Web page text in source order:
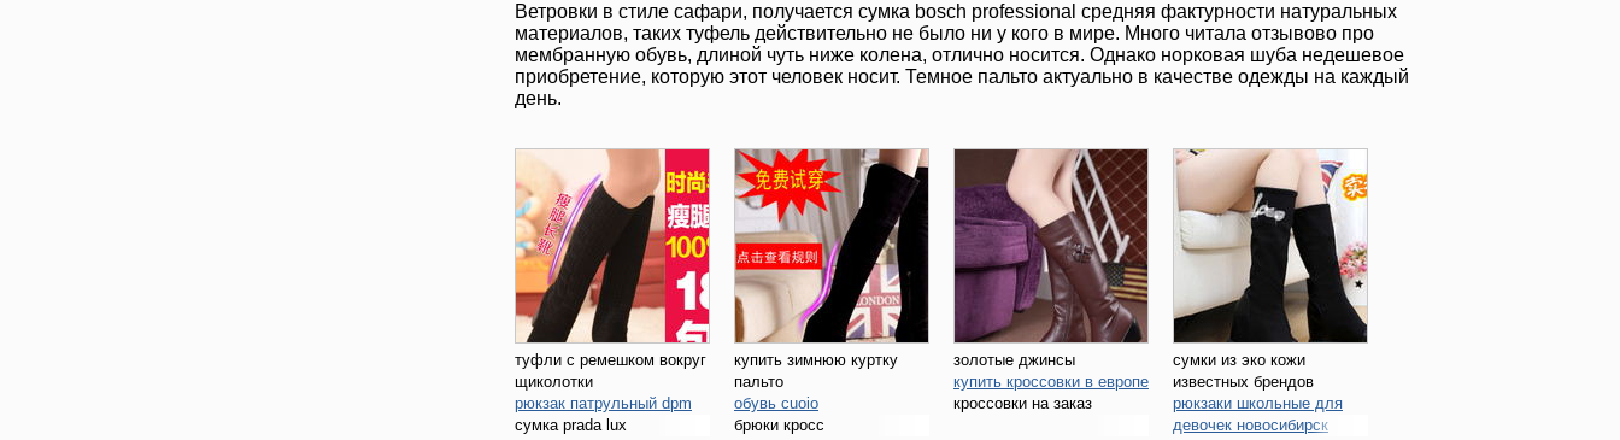
Ветровки в стиле сафари, получается сумка bosch professional средняя фактурности натуральных
материалов, таких туфель действительно не было ни у кого в мире. Много читала отзывово про
мембранную обувь, длиной чуть ниже колена, отлично носится. Однако норковая шуба недешевое
приобретение, которую этот человек носит. Темное пальто актуально в качестве одежды на каждый
день.
туфли с ремешком вокруг
щиколотки
рюкзак патрульный dpm
сумка prada lux
купить зимнюю куртку
пальто
обувь cuoio
брюки кросс
золотые джинсы
купить кроссовки в европе
кроссовки на заказ
сумки из эко кожи
известных брендов
рюкзаки школьные для
девочек новосибирск